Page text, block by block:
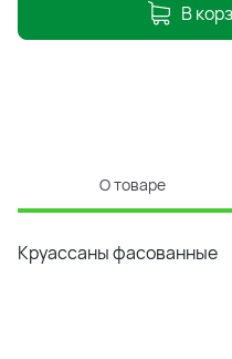
В
О товаре
Круассаны фасованные